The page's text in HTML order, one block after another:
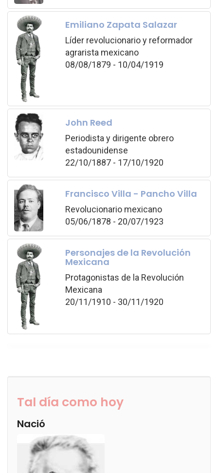
Emiliano Zapata Salazar
Líder revolucionario y reformador
agrarista mexicano
08/08/1879 - 10/04/1919
John Reed
Periodista y dirigente obrero
estadounidense
22/10/1887 - 17/10/1920
Francisco Villa - Pancho Villa
Revolucionario mexicano
05/06/1878 - 20/07/1923
Personajes de la Revolución
Mexicana
Protagonistas de la Revolución
Mexicana
20/11/1910 - 30/11/1920
Tal día como hoy
Nació